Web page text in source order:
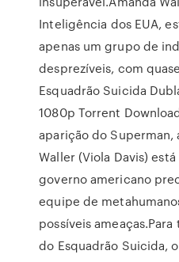
Inteligência dos EUA,
apenas um grupo de
desprezíveis, com
Esquadrão Suicida
1080p Torrent
aparição do Superman,
Waller (Viola Davis)
governo americano
equipe de
possíveis
do Esquadrão Suicida,